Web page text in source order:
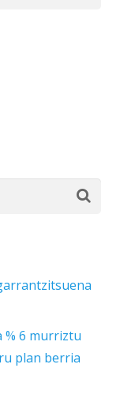
% 6 murriztu
plan berria